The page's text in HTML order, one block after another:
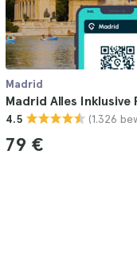
Madrid
Madrid Alles Inklusive
4.5 (1.326
79 €